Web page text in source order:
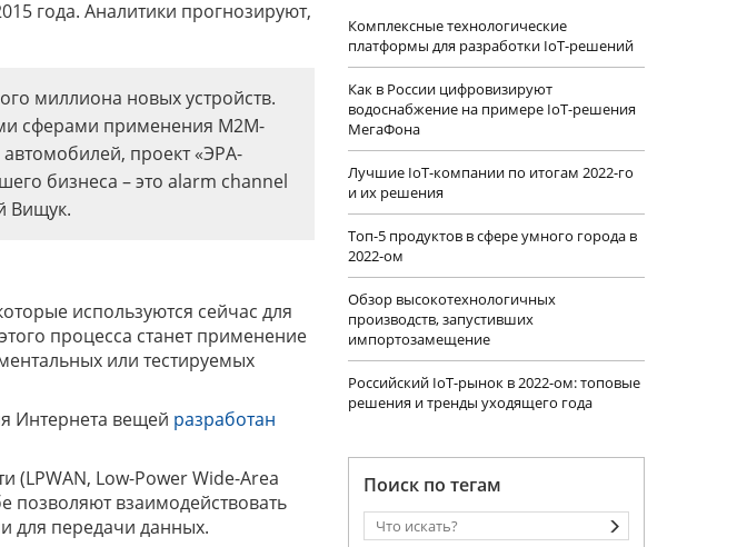
года. Аналитики прогнозируют,
миллиона новых устройств.
сферами применения M2M-
проект «ЭРА-
бизнеса – это alarm channel
Вищук.
используются сейчас для
процесса станет применение
или тестируемых
Интернета вещей разработан
(LPWAN, Low-Power Wide-Area
позволяют взаимодействовать
для передачи данных.
Комплексные технологические
платформы для разработки IoT-решений
Как в России цифровизируют
водоснабжение на примере IoT-решения
МегаФона
Лучшие IoT-компании по итогам 2022-го
и их решения
Топ-5 продуктов в сфере умного города в
2022-ом
Обзор высокотехнологичных
производств, запустивших
импортозамещение
Российский IoT-рынок в 2022-ом: топовые
решения и тренды уходящего года
Поиск по тегам